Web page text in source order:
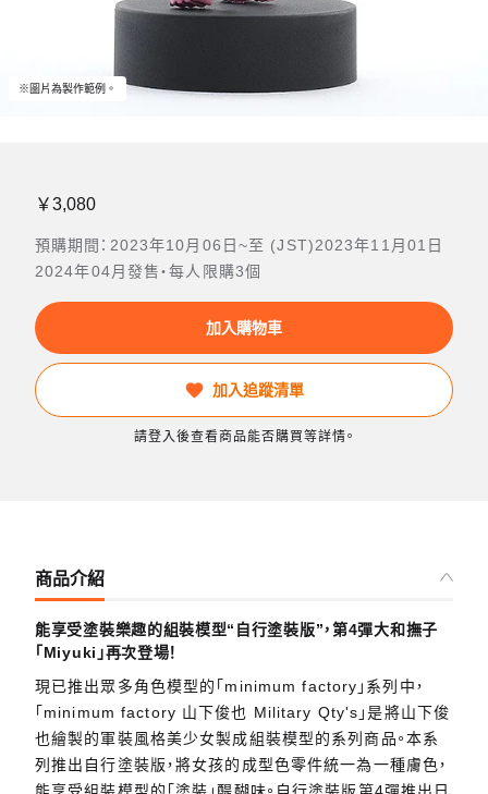
※圖片為製作範例。
￥3,080
預購期間：2023年10月06日~至 (JST)2023年11月01日
2024年04月發售・每人限購3個
加入購物車
加入追蹤清單
請登入後查看商品能否購買等詳情。
商品介紹
能享受塗裝樂趣的組裝模型“自行塗裝版”，第4彈大和撫子
「Miyuki」再次登場！
現已推出眾多角色模型的「minimum factory」系列中，
「minimum factory 山下俊也 Military Qty's」是將山下俊
也繪製的軍裝風格美少女製成組裝模型的系列商品。本系
列推出自行塗裝版，將女孩的成型色零件統一為一種膚色，